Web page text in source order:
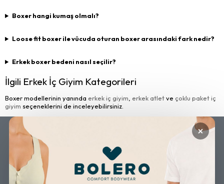
Boxer hangi kumaş olmalı?
Loose fit boxer ile vücuda oturan boxer arasındaki fark nedir?
Erkek boxer bedeni nasıl seçilir?
İlgili Erkek İç Giyim Kategorileri
Boxer modellerinin yanında erkek iç giyim erkek atletve çoklu paket iç
giyim seçeneklerini de inceleyebilirsiniz.
ÜCRETSİZ KARGO GÜVENLİ ALIŞVERİŞ
×